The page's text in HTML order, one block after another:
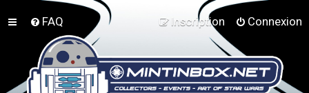
FAQ Connexion
Inscription